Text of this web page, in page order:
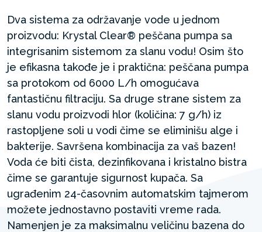
Dva sistema za održavanje vode u jednom
proizvodu: Krystal Clear® peščana pumpa sa
integrisanim sistemom za slanu vodu! Osim što
je efikasna takođe je i praktična: peščana pumpa
sa protokom od 6000 L/h omogućava
fantastičnu filtraciju. Sa druge strane sistem za
slanu vodu proizvodi hlor (količina: 7 g/h) iz
rastopljene soli u vodi čime se eliminišu alge i
bakterije. Savršena kombinacija za vaš bazen!
Voda će biti čista, dezinfikovana i kristalno bistra
čime se garantuje sigurnost kupača. Sa
ugrađenim 24-časovnim automatskim tajmerom
možete jednostavno postaviti vreme rada.
Namenjen je za maksimalnu veličinu bazena do